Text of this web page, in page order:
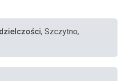
, Szczytno,